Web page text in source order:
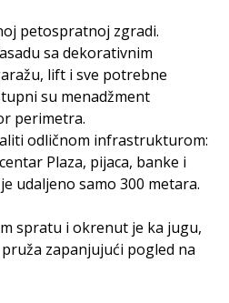
petospratnoj zgradi.
sa dekorativnim
lift i sve potrebne
su menadžment
perimetra.
odličnom infrastrukturom:
Plaza, pijaca, banke i
udaljeno samo 300 metara.
spratu i okrenut je ka jugu,
zapanjujući pogled na